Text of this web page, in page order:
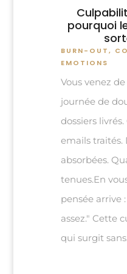
pourquoi
BURN-OUT,
EMOTIONS
Vous venez
journée de
dossiers
emails traités.
absorbées.
tenues.En
pensée arrive
assez." Cette
qui surgit